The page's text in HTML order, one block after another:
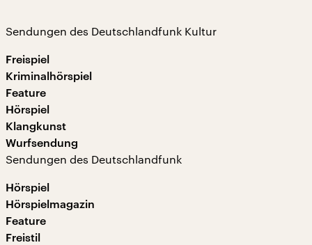
Sendungen des Deutschlandfunk Kultur
Freispiel
Kriminalhörspiel
Feature
Hörspiel
Klangkunst
Wurfsendung
Sendungen des Deutschlandfunk
Hörspiel
Hörspielmagazin
Feature
Freistil